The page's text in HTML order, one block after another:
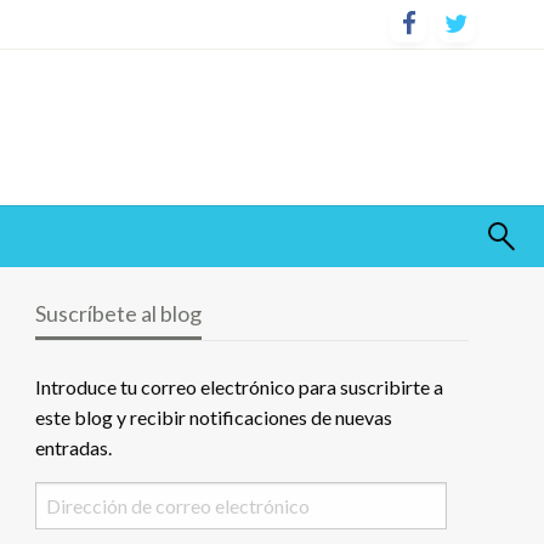
Suscríbete al blog
Introduce tu correo electrónico para suscribirte a
este blog y recibir notificaciones de nuevas
entradas.
Dirección
de